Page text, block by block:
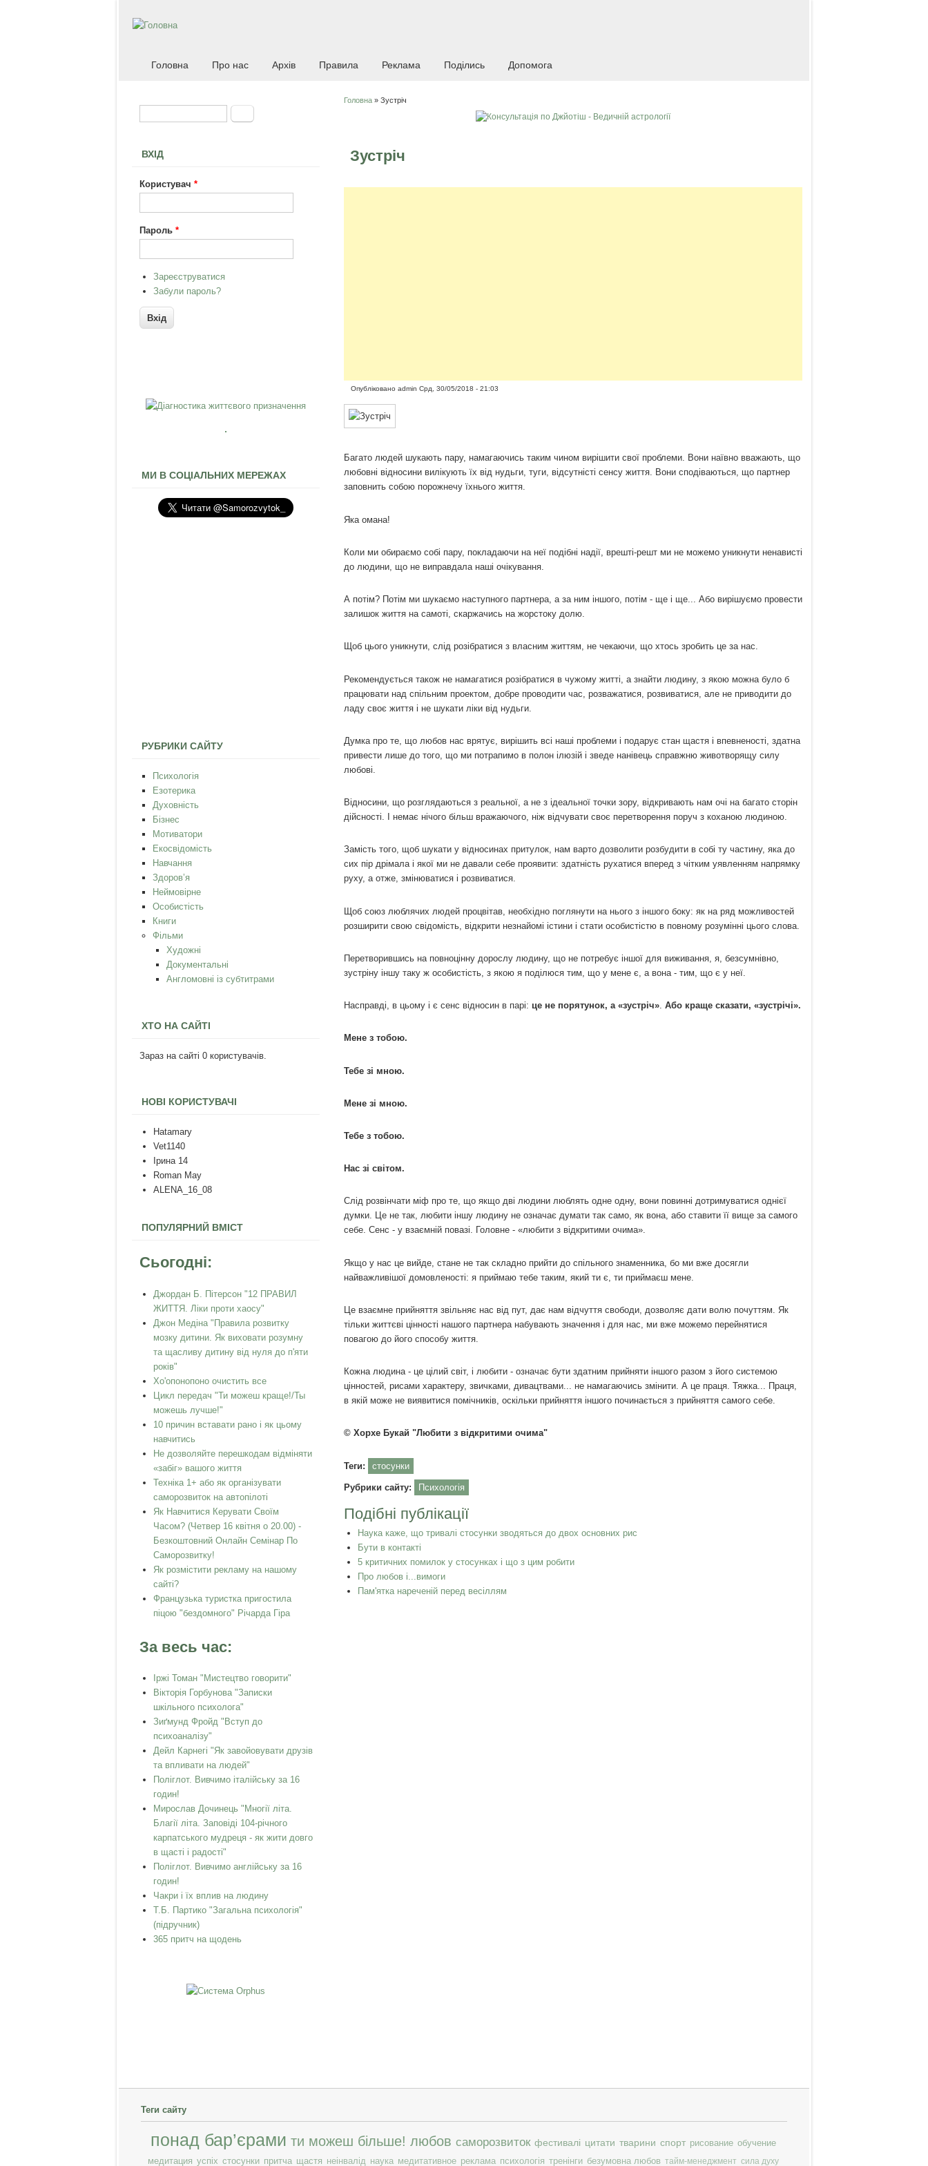
Головна Про нас Архів Правила Реклама Поділись Допомога
Ви є тут
Головна» Зустріч
Зустріч
Опублікованоadmin Срд, 30/05/2018 - 21:03
Багато людей шукають пару, намагаючись таким чином вирішити свої проблеми. Вони наївно вважають, що
любовні відносини вилікують їх від нудьги, туги, відсутністі сенсу життя. Вони сподіваються, що партнер
заповнить собою порожнечу їхнього життя.
Яка омана!
Коли ми обираємо собі пару, покладаючи на неї подібні надії, врешті-решт ми не можемо уникнути ненависті
до людини, що не виправдала наші очікування.
А потім? Потім ми шукаємо наступного партнера, а за ним іншого, потім - ще і ще... Або вирішуємо провести
залишок життя на самоті, скаржачись на жорстоку долю.
Щоб цього уникнути, слід розібратися з власним життям, не чекаючи, що хтось зробить це за нас.
Рекомендується також не намагатися розібратися в чужому житті, а знайти людину, з якою можна було б
працювати над спільним проектом, добре проводити час, розважатися, розвиватися, але не приводити до
ладу своє життя і не шукати ліки від нудьги.
Думка про те, що любов нас врятує, вирішить всі наші проблеми і подарує стан щастя і впевненості, здатна
привести лише до того, що ми потрапимо в полон ілюзій і зведе нанівець справжню животворящу силу
любові.
Відносини, що розглядаються з реальної, а не з ідеальної точки зору, відкривають нам очі на багато сторін
дійсності. І немає нічого більш вражаючого, ніж відчувати своє перетворення поруч з коханою людиною.
Замість того, щоб шукати у відносинах притулок, нам варто дозволити розбудити в собі ту частину, яка до
сих пір дрімала і якої ми не давали себе проявити: здатність рухатися вперед з чітким уявленням напрямку
руху, а отже, змінюватися і розвиватися.
Щоб союз люблячих людей процвітав, необхідно поглянути на нього з іншого боку: як на ряд можливостей
розширити свою свідомість, відкрити незнайомі істини і стати особистістю в повному розумінні цього слова.
Перетворившись на повноцінну дорослу людину, що не потребує іншої для виживання, я, безсумнівно,
зустріну іншу таку ж особистість, з якою я поділюся тим, що у мене є, а вона - тим, що є у неї.
Насправді, в цьому і є сенс відносин в парі: це не порятунок, а «зустріч». Або краще сказати, «зустрічі».
Мене з тобою.
Тебе зі мною.
Мене зі мною.
Тебе з тобою.
Нас зі світом.
Слід розвінчати міф про те, що якщо дві людини люблять одне одну, вони повинні дотримуватися однієї
думки. Це не так, любити іншу людину не означає думати так само, як вона, або ставити її вище за самого
себе. Сенс - у взаємній повазі. Головне - «любити з відкритими очима».
Якщо у нас це вийде, стане не так складно прийти до спільного знаменника, бо ми вже досягли
найважливішої домовленості: я приймаю тебе таким, який ти є, ти приймаєш мене.
Це взаємне прийняття звільняє нас від пут, дає нам відчуття свободи, дозволяє дати волю почуттям. Як
тільки життєві цінності нашого партнера набувають значення і для нас, ми вже можемо перейнятися
повагою до його способу життя.
Кожна людина - це цілий світ, і любити - означає бути здатним прийняти іншого разом з його системою
цінностей, рисами характеру, звичками, дивацтвами... не намагаючись змінити. А це праця. Тяжка... Праця,
в якій може не виявитися помічників, оскільки прийняття іншого починається з прийняття самого себе.
© Хорхе Букай "Любити з відкритими очима"
Теги: стосунки
Рубрики сайту: Психологія
Подібні публікації
Наука каже, що тривалі стосунки зводяться до двох основних рис
Бути в контакті
5 критичних помилок у стосунках і що з цим робити
Про любов і...вимоги
Пам'ятка нареченій перед весіллям
Пошукова форма
Пошук
ВХІД
Користувач *
Пароль *
Зареєструватися
Забули пароль?
МИ В СОЦІАЛЬНИХ МЕРЕЖАХ
РУБРИКИ САЙТУ
Психологія
Езотерика
Духовність
Бізнес
Мотиватори
Екосвідомість
Навчання
Здоров’я
Неймовірне
Особистість
Книги
Фільми
Художні
Документальні
Англомовні із субтитрами
ХТО НА САЙТІ
Зараз на сайті 0 користувачів.
НОВІ КОРИСТУВАЧІ
Hatamary
Vet1140
Ірина 14
Roman May
ALENA_16_08
ПОПУЛЯРНИЙ ВМІСТ
Сьогодні:
Джордан Б. Пітерсон "12 ПРАВИЛ
ЖИТТЯ. Ліки проти хаосу"
Джон Медіна "Правила розвитку
мозку дитини. Як виховати розумну
та щасливу дитину від нуля до п'яти
років"
Хо'опонопоно очистить все
Цикл передач "Ти можеш краще!/Ты
можешь лучше!"
10 причин вставати рано і як цьому
навчитись
Не дозволяйте перешкодам відміняти
«забіг» вашого життя
Техніка 1+ або як організувати
саморозвиток на автопілоті
Як Навчитися Керувати Своїм
Часом? (Четвер 16 квітня о 20.00) -
Безкоштовний Онлайн Семінар По
Саморозвитку!
Як розмістити рекламу на нашому
сайті?
Французька туристка пригостила
піцою "бездомного" Річарда Гіра
За весь час:
Іржі Томан "Мистецтво говорити"
Вікторія Горбунова "Записки
шкільного психолога"
Зиґмунд Фройд "Вступ до
психоаналізу"
Дейл Карнегі "Як завойовувати друзів
та впливати на людей"
Поліглот. Вивчимо італійську за 16
годин!
Мирослав Дочинець "Многії літа.
Благії літа. Заповіді 104-річного
карпатського мудреця - як жити довго
в щасті і радості"
Поліглот. Вивчимо англійську за 16
годин!
Чакри і їх вплив на людину
Т.Б. Партико "Загальна психологія"
(підручник)
365 притч на щодень
Теги сайту
понад бар’єрами ти можеш більше! любов саморозвиток фестивалі цитати тварини спорт рисование обучение
медитация успіх стосунки притча щастя неінвалід наука медитативное реклама психологія тренінги безумовна любов тайм-менеджмент сила духу